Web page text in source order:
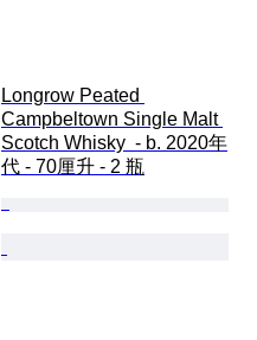
Longrow Peated
Campbeltown Single Malt
Scotch Whisky  - b. 2020年
代 - 70厘升 - 2 瓶